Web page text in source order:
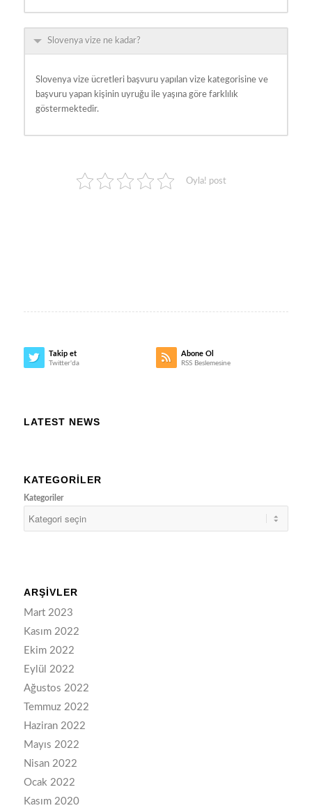
Slovenya vize ne kadar?
Slovenya vize ücretleri başvuru yapılan vize kategorisine ve
başvuru yapan kişinin uyruğu ile yaşına göre farklılık
göstermektedir.
Oyla! post
Takip et
Twitter'da
Abone Ol
RSS Beslemesine
LATEST NEWS
KATEGORILER
Kategoriler
ARŞIVLER
Mart 2023
Kasım 2022
Ekim 2022
Eylül 2022
Ağustos 2022
Temmuz 2022
Haziran 2022
Mayıs 2022
Nisan 2022
Ocak 2022
Kasım 2020